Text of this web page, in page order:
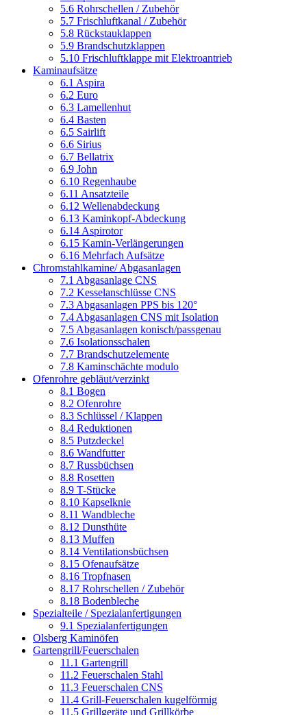
5.6 Rohrschellen / Zubehör
5.7 Frischluftkanal / Zubehör
5.8 Rückstauklappen
5.9 Brandschutzklappen
5.10 Frischluftklappe mit Elektroantrieb
Kaminaufsätze
6.1 Aspira
6.2 Euro
6.3 Lamellenhut
6.4 Basten
6.5 Sairlift
6.6 Sirius
6.7 Bellatrix
6.9 John
6.10 Regenhaube
6.11 Ansatzteile
6.12 Wellenabdeckung
6.13 Kaminkopf-Abdeckung
6.14 Aspirotor
6.15 Kamin-Verlängerungen
6.16 Mehrfach Aufsätze
Chromstahlkamine/ Abgasanlagen
7.1 Abgasanlage CNS
7.2 Kesselanschlüsse CNS
7.3 Abgasanlagen PPS bis 120°
7.4 Abgasanlagen CNS mit Isolation
7.5 Abgasanlagen konisch/passgenau
7.6 Isolationsschalen
7.7 Brandschutzelemente
7.8 Kaminschächte modulo
Ofenrohre gebläut/verzinkt
8.1 Bogen
8.2 Ofenrohre
8.3 Schlüssel / Klappen
8.4 Reduktionen
8.5 Putzdeckel
8.6 Wandfutter
8.7 Russbüchsen
8.8 Rosetten
8.9 T-Stücke
8.10 Kapselknie
8.11 Wandbleche
8.12 Dunsthüte
8.13 Muffen
8.14 Ventilationsbüchsen
8.15 Ofenaufsätze
8.16 Tropfnasen
8.17 Rohrschellen / Zubehör
8.18 Bodenbleche
Spezialteile / Spezialanfertigungen
9.1 Spezialanfertigungen
Olsberg Kaminöfen
Gartengrill/Feuerschalen
11.1 Gartengrill
11.2 Feuerschalen Stahl
11.3 Feuerschalen CNS
11.4 Grill-Feuerschalen kugelförmig
11.5 Grillgeräte und Grillkörbe